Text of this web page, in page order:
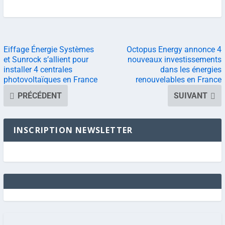
Eiffage Énergie Systèmes
et Sunrock s’allient pour
installer 4 centrales
photovoltaïques en France
PRÉCÉDENT
Octopus Energy annonce 4
nouveaux investissements
dans les énergies
renouvelables en France
SUIVANT
INSCRIPTION NEWSLETTER